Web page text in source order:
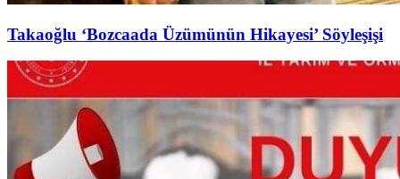
Takaoğlu ‘Bozcaada Üzümünün Hikayesi’ Söyleşişi